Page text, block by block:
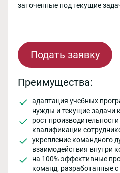
заточенные под текущие
Подать заявку
Преимущества:
адаптация учебных
нужды и текущие задачи
рост
квалификации
укрепление командного
взаимодействия внутри
на 100% эффективные
команд, разработанные